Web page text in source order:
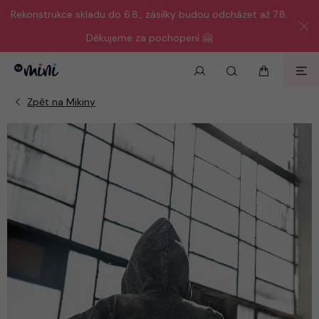
Rekonstrukce skladu do 6.8., zásilky budou odcházet až 7.8.
Děkujeme za pochopení 🤗